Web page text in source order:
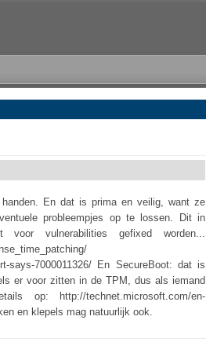
En dat is prima en veilig, want ze
probleempjes op te lossen. Dit in
vulnerabilities gefixed worden...
says-7000011326/ En SecureBoot: dat is
er voor zitten in de TPM, dus als iemand
op: http://technet.microsoft.com/en-
en klepels mag natuurlijk ook.